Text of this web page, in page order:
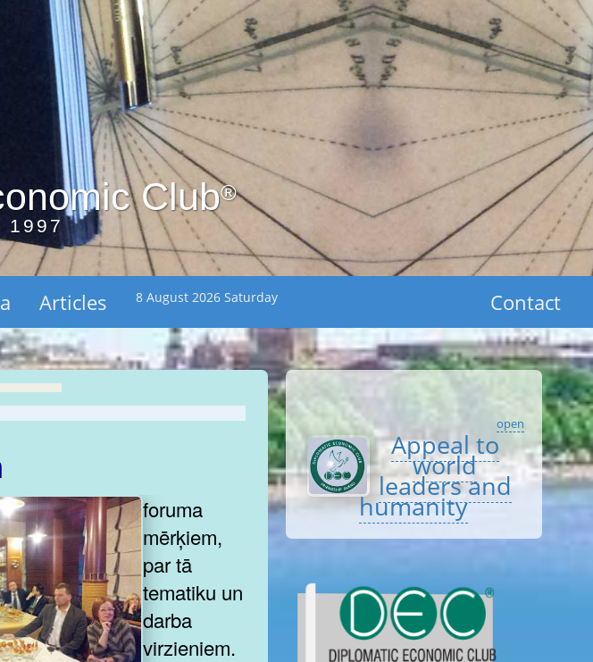
Club®
1997
Articles 8 August 2026 Saturday Contact
foruma
mērķiem,
par tā
tematiku un
darba
virzieniem.
open
Appeal to
world
leaders and
humanity